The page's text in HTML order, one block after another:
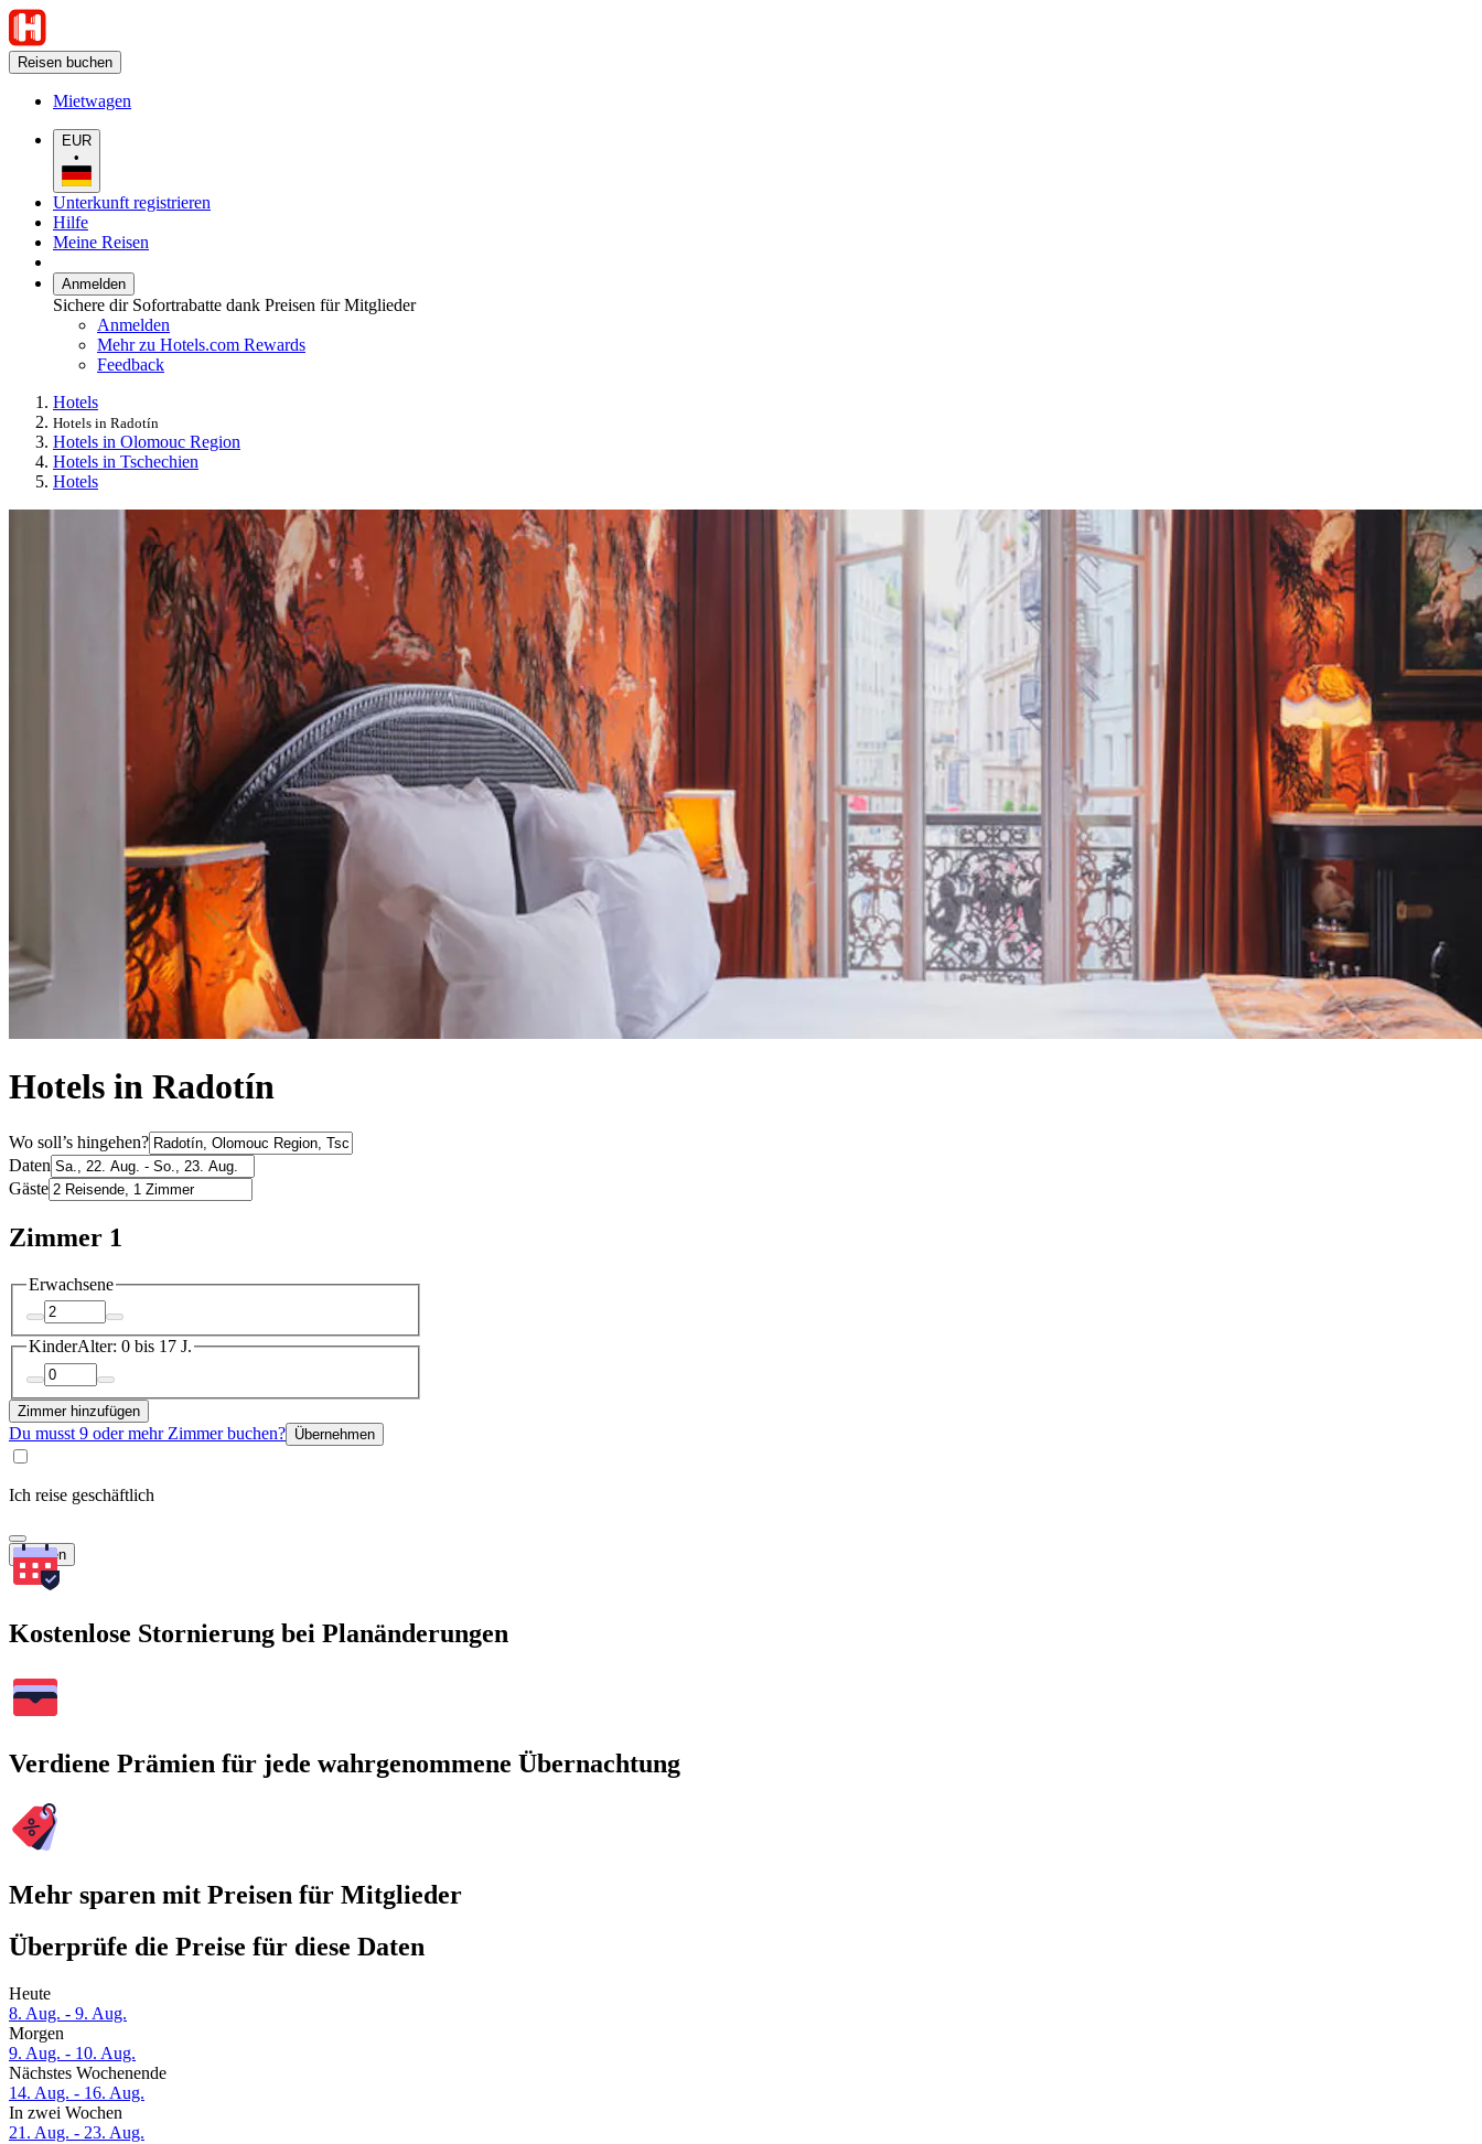
Reisen buchen
Mietwagen
EUR
•
Unterkunft registrieren
Hilfe
Meine Reisen
Anmelden
Sichere dir Sofortrabatte dank Preisen für Mitglieder
Anmelden
Mehr zu Hotels.com Rewards
Feedback
Hotels
Hotels in Radotín
Hotels in Olomouc Region
Hotels in Tschechien
Hotels
Hotels in Radotín
Wo soll’s hingehen?
Daten
Gäste
Zimmer 1
Erwachsene
KinderAlter: 0 bis 17 J.
Zimmer hinzufügen
Du musst 9 oder mehr Zimmer buchen? Übernehmen
Ich reise geschäftlich
Suchen
Kostenlose Stornierung bei Planänderungen
Verdiene Prämien für jede wahrgenommene Übernachtung
Mehr sparen mit Preisen für Mitglieder
Überprüfe die Preise für diese Daten
Heute
8. Aug. - 9. Aug.
Morgen
9. Aug. - 10. Aug.
Nächstes Wochenende
14. Aug. - 16. Aug.
In zwei Wochen
21. Aug. - 23. Aug.